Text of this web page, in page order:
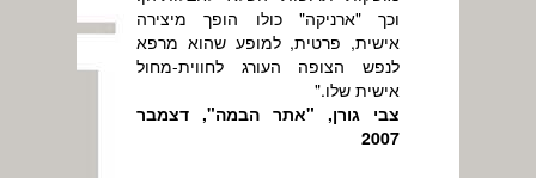
וכך "ארניקה" כולו הופך מיצירה
אישית, פרטית, למופע שהוא מרפא
לנפש הצופה העורג לחווית-מחול
אישית שלו."
צבי גורן, "אתר הבמה", דצמבר
2007